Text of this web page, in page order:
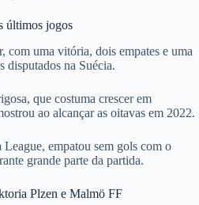
últimos jogos
uma vitória, dois empates e uma
disputados na Suécia.
que costuma crescer em
ao alcançar as oitavas em 2022.
empatou sem gols com o
grande parte da partida.
Plzen e Malmö FF